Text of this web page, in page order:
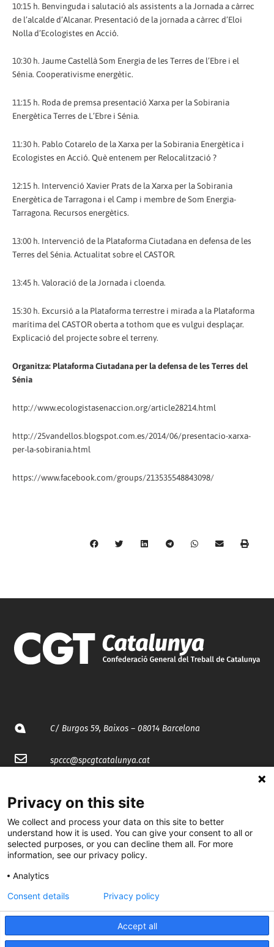
10:15 h. Benvinguda i salutació als assistents a la Jornada a càrrec
de l’alcalde d’Alcanar. Presentació de la jornada a càrrec d’Eloi
Nolla d’Ecologistes en Acció.
10:30 h. Jaume Castellà Som Energia de les Terres de l’Ebre i el
Sénia. Cooperativisme energètic.
11:15 h. Roda de premsa presentació Xarxa per la Sobirania
Energètica Terres de L’Ebre i Sénia.
11:30 h. Pablo Cotarelo de la Xarxa per la Sobirania Energètica i
Ecologistes en Acció. Què entenem per Relocalització ?
12:15 h. Intervenció Xavier Prats de la Xarxa per la Sobirania
Energètica de Tarragona i el Camp i membre de Som Energia-
Tarragona. Recursos energètics.
13:00 h. Intervenció de la Plataforma Ciutadana en defensa de les
Terres del Sénia. Actualitat sobre el CASTOR.
13:45 h. Valoració de la Jornada i cloenda.
15:30 h. Excursió a la Plataforma terrestre i mirada a la Plataforma
marítima del CASTOR oberta a tothom que es vulgui desplaçar.
Explicació del projecte sobre el terreny.
Organitza: Plataforma Ciutadana per la defensa de les Terres del
Sénia
http://www.ecologistasenaccion.org/article28214.html
http://25vandellos.blogspot.com.es/2014/06/presentacio-xarxa-
per-la-sobirania.html
https://www.facebook.com/groups/213535548843098/
C/ Burgos 59, Baixos – 08014 Barcelona
spccc@spcgtcatalunya.cat
@CGTCatalunya
cgtcatalunya
CGTCatalunya
cgtcatalunya
Privacy on this site
We collect and process your data on this site to better
understand how it is used. You can give your consent to all or
selected purposes, or you can decline them all. For more
information, see our privacy policy.
Analytics
Accept all
Consent details Privacy policy